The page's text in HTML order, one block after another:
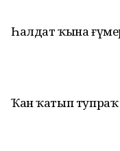
Һалдат ҡына
Ҡан ҡатып тупраҡ